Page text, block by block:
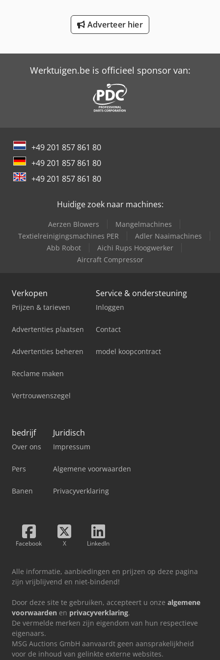
Trailer And Tools
Adverteer hier
Werktuigen.be is officieel sponsor van:
+49 201 857 861 80
+49 201 857 861 80
+49 201 857 861 80
Huidige zoek naar machines:
Aerzen Blowers
Mangelmachines
Textielreinigingsmachines PER
Adler Naaimachines
Abb Robot
Aichi Rups Hoogwerker
Aircraft Compressor
Verkopen
Prijzen & tarieven
Advertenties plaatsen
Advertenties beheren
Reclame maken
Vertrouwenszegel
Service & ondersteuning
Inloggen
Contact
model koopcontract
bedrijf
Over ons
Pers
Banen
Juridisch
Impressum
Algemene voorwaarden
Privacyverklaring
Facebook X LinkedIn
Alle informatie, aanbiedingen en prijzen op deze pagina
zijn vrijblijvend en niet-bindend!
Door deze site te gebruiken, accepteert u onze algemene
voorwaarden en privacyverklaring.
De vermelde merken zijn eigendom van hun respectieve
eigenaars.
MSG Auctions GmbH aanvaardt geen aansprakelijkheid
voor de inhoud van gelinkte externe websites.